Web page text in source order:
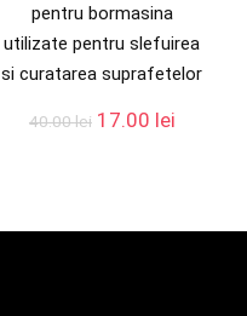
pentru bormasina
utilizate pentru slefuirea
si curatarea suprafetelor
40.00lei 17.00 lei